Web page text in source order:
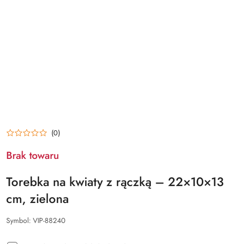
(0)
Brak towaru
Torebka na kwiaty z rączką – 22×10×13
cm, zielona
Symbol: VIP-88240